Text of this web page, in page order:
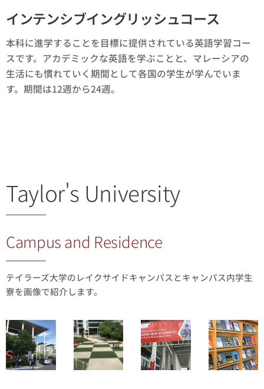
インテンシブイングリッシュコース
本科に進学することを目標に提供されている英語学習コー
スです。アカデミックな英語を学ぶことと、マレーシアの
生活にも慣れていく期間として各国の学生が学んでいま
す。期間は12週から24週。
Taylor's University
Campus and Residence
テイラーズ大学のレイクサイドキャンパスとキャンパス内学生
寮を画像で紹介します。